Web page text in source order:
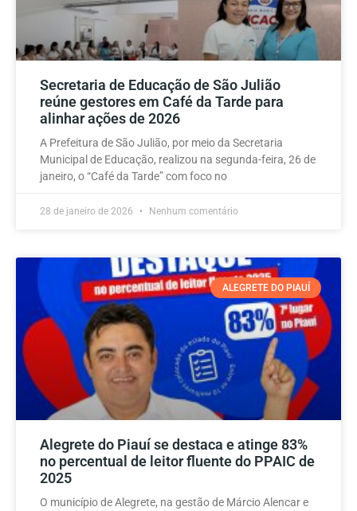
Secretaria de Educação de São Julião
reúne gestores em Café da Tarde para
alinhar ações de 2026
A Prefeitura de São Julião, por meio da Secretaria
Municipal de Educação, realizou na segunda-feira, 26 de
janeiro, o “Café da Tarde” com foco no
28 de janeiro de 2026 Nenhum comentário
ALEGRETE DO PIAUÍ
Alegrete do Piauí se destaca e atinge 83%
no percentual de leitor fluente do PPAIC de
2025
O município de Alegrete, na gestão de Márcio Alencar e